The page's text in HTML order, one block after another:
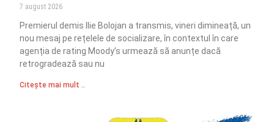
7 august 2026
Premierul demis Ilie Bolojan a transmis, vineri dimineață, un
nou mesaj pe rețelele de socializare, în contextul în care
agenția de rating Moody’s urmează să anunțe dacă
retrogradează sau nu
Citește mai mult ..